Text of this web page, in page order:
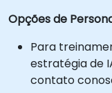
Opções de
Para
estratégia de
contato